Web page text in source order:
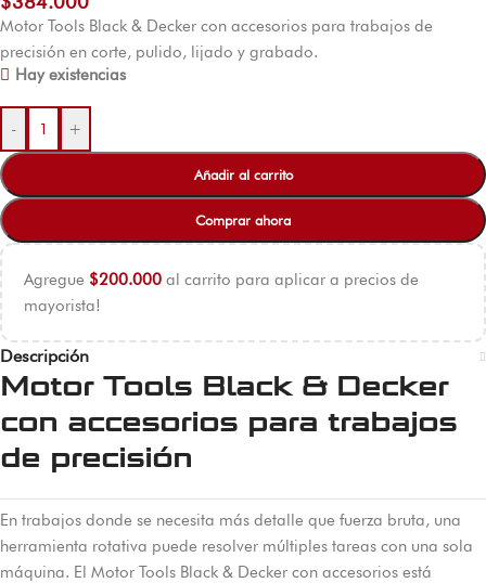
Motor Tools Black & Decker con accesorios para trabajos de
precisión en corte, pulido, lijado y grabado.
Hay existencias
- +
Añadir al carrito
Comprar ahora
Agregue $200.000 al carrito para aplicar a precios de
mayorista!
Descripción
Motor Tools Black & Decker
con accesorios para trabajos
de precisión
En trabajos donde se necesita más detalle que fuerza bruta, una
herramienta rotativa puede resolver múltiples tareas con una sola
máquina. El Motor Tools Black & Decker con accesorios está